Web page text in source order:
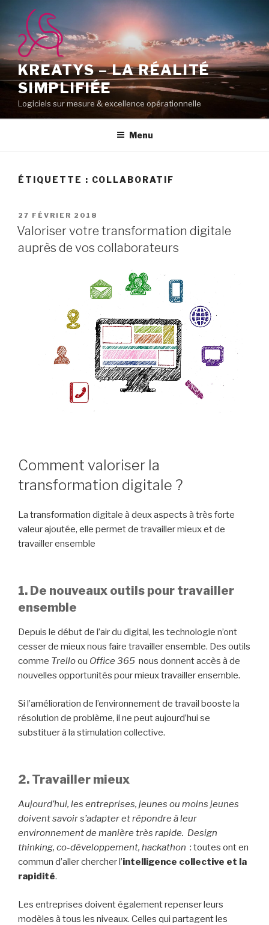
contenu
principal
KREATYS – LA RÉALITÉ
SIMPLIFIÉE
Logiciels sur mesure & excellence opérationnelle
Menu
ÉTIQUETTE : COLLABORATIF
PUBLIÉ
LE
27 FÉVRIER 2018
Valoriser votre transformation digitale
auprès de vos collaborateurs
Comment valoriser la
transformation digitale ?
La transformation digitale à deux aspects à très forte
valeur ajoutée, elle permet de travailler mieux et de
travailler ensemble
1. De nouveaux outils pour travailler
ensemble
Depuis le début de l’air du digital, les technologie n’ont
cesser de mieux nous faire travailler ensemble. Des outils
comme Trelloou Office 365 nous donnent accès à de
nouvelles opportunités pour mieux travailler ensemble.
Si l’amélioration de l’environnement de travail booste la
résolution de problème, il ne peut aujourd’hui se
substituer à la stimulation collective.
2. Travailler mieux
Aujourd’hui, les entreprises, jeunes ou moins jeunes
doivent savoir s’adapter et répondre à leur
environnement de manière très rapide. Design
thinking, co-développement, hackathon : toutes ont en
commun d’aller chercher l’intelligence collective et la
rapidité.
Les entreprises doivent également repenser leurs
modèles à tous les niveaux. Celles qui partagent les